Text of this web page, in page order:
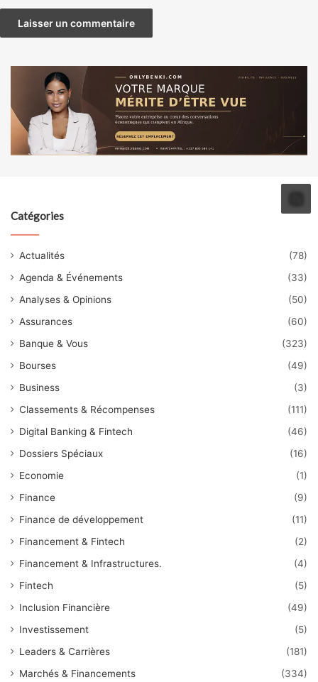
Catégories
Actualités
(78)
Agenda & Événements
(33)
Analyses & Opinions
(50)
Assurances
(60)
Banque & Vous
(323)
Bourses
(49)
Business
(3)
Classements & Récompenses
(111)
Digital Banking & Fintech
(46)
Dossiers Spéciaux
(16)
Economie
(1)
Finance
(9)
Finance de développement
(11)
Financement & Fintech
(2)
Financement & Infrastructures.
(4)
Fintech
(5)
Inclusion Financière
(49)
Investissement
(5)
Leaders & Carrières
(181)
Marchés & Financements
(334)